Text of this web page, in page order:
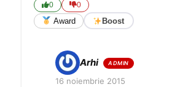
0 0
Award Boost
Arhi
16 noiembrie 2015